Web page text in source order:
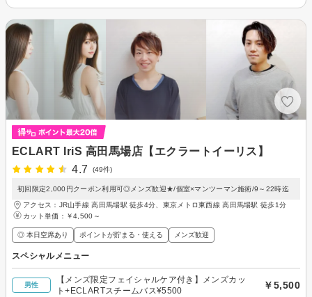
ECLART IriS 高田馬場店【エクラートイーリス】
4.7
(49件)
初回限定2,000円クーポン利用可◎メンズ歓迎★/個室×マンツーマン施術/9～22時迄
アクセス：JR山手線 高田馬場駅 徒歩4分、東京メトロ東西線 高田馬場駅 徒歩1分
カット単価： ￥4,500～
◎ 本日空席あり ポイントが貯まる・使える メンズ歓迎
スペシャルメニュー
男性
【メンズ限定フェイシャルケア付き】メンズカッ
ト+ECLARTスチームバス¥5500
￥5,500